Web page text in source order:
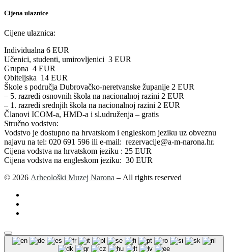
Cijena ulaznice
Cijene ulaznica:
Individualna 6 EUR
Učenici, studenti, umirovljenici 3 EUR
Grupna 4 EUR
Obiteljska 14 EUR
Škole s područja Dubrovačko-neretvanske županije 2 EUR
– 5. razredi osnovnih škola na nacionalnoj razini 2 EUR
– 1. razredi srednjih škola na nacionalnoj razini 2 EUR
Članovi ICOM-a, HMD-a i sl.udruženja – gratis
Stručno vodstvo:
Vodstvo je dostupno na hrvatskom i engleskom jeziku uz obveznu
najavu na tel: 020 691 596 ili e-mail: rezervacije@a-m-narona.hr.
Cijena vodstva na hrvatskom jeziku : 25 EUR
Cijena vodstva na engleskom jeziku: 30 EUR
© 2026 Arheološki Muzej Narona – All rights reserved